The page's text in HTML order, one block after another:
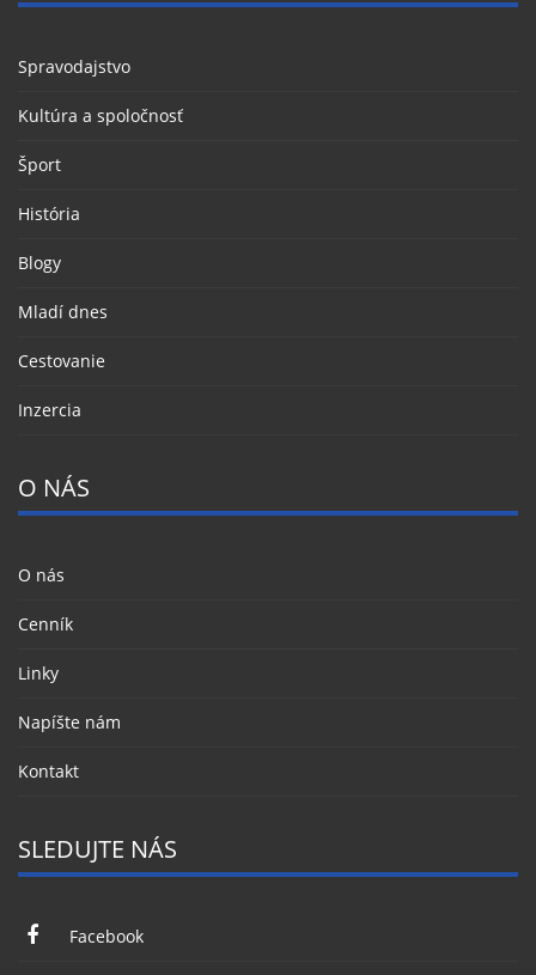
Spravodajstvo
Kultúra a spoločnosť
Šport
História
Blogy
Mladí dnes
Cestovanie
Inzercia
O NÁS
O nás
Cenník
Linky
Napíšte nám
Kontakt
SLEDUJTE NÁS
Facebook